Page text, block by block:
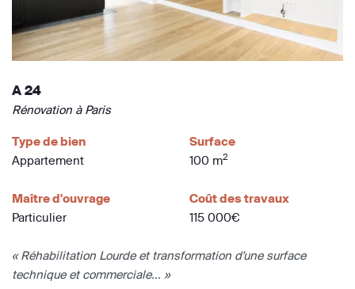
A 24
Rénovation à Paris
Type de bien
Appartement
Surface
100 m2
Maître d'ouvrage
Particulier
Coût des travaux
115 000€
« Réhabilitation Lourde et transformation d'une surface
technique et commerciale... »